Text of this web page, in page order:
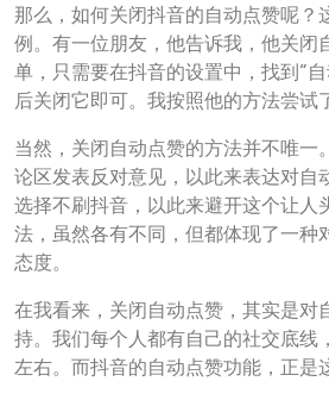
那么，如何关闭抖音的自动点赞呢？
例。有一位朋友，他告诉我，他关闭
单，只需要在抖音的设置中，找到“
后关闭它即可。我按照他的方法尝试
当然，关闭自动点赞的方法并不唯一
论区发表反对意见，以此来表达对自
选择不刷抖音，以此来避开这个让人
法，虽然各有不同，但都体现了一种
态度。
在我看来，关闭自动点赞，其实是对
持。我们每个人都有自己的社交底线
左右。而抖音的自动点赞功能，正是